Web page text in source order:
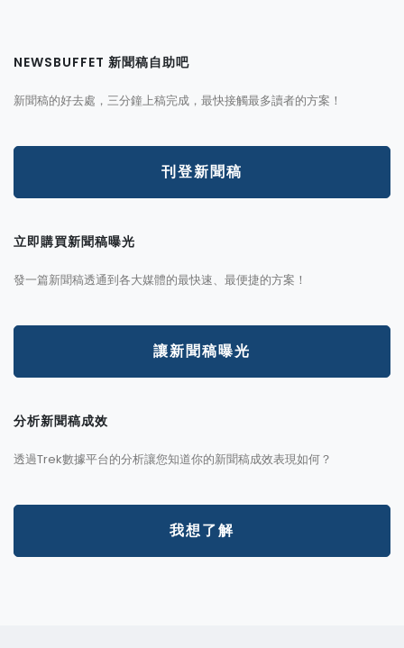
NEWSBUFFET 新聞稿自助吧
新聞稿的好去處，三分鐘上稿完成，最快接觸最多讀者的方案！
刊登新聞稿
立即購買新聞稿曝光
發一篇新聞稿透通到各大媒體的最快速、最便捷的方案！
讓新聞稿曝光
分析新聞稿成效
透過Trek數據平台的分析讓您知道你的新聞稿成效表現如何？
我想了解